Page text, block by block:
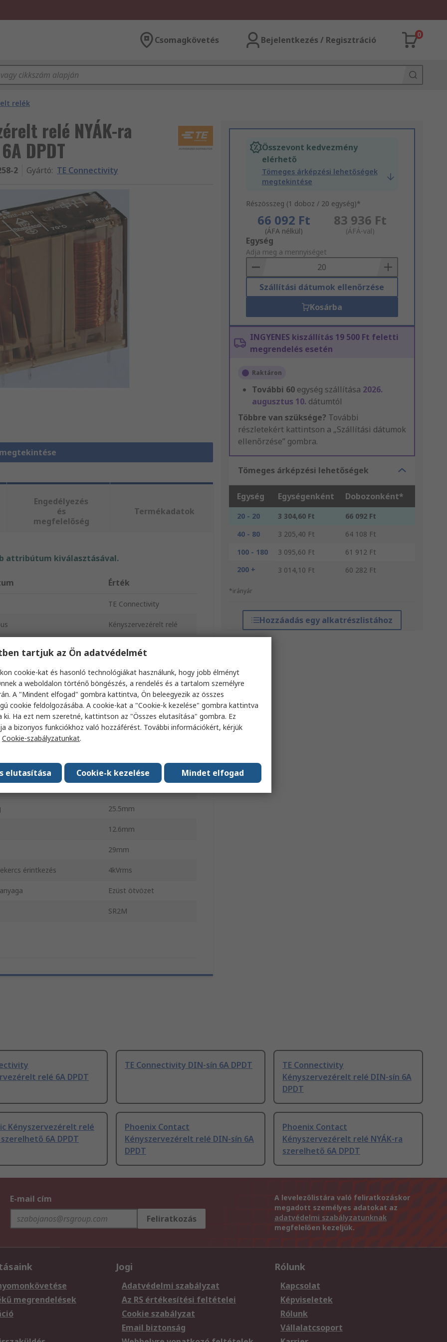
Csomagkövetés Bejelentkezés / Regisztráció
0
relék
relé NYÁK-ra
DPDT
2 Gyártó: TE Connectivity
Összevont kedvezmény
elérhető
Tömeges árképzési lehetőségek
megtekintése
Részösszeg (1 doboz / 20 egység)*
66 092 Ft
(ÁFA nélkül)
83 936 Ft
(ÁFÁ-val)
Add
to
Basket
Egység
Adja meg a mennyiséget
Szállítási dátumok ellenőrzése
Kosárba
INGYENES kiszállítás 19 500 Ft feletti
megrendelés esetén
Raktáron
További 60 egység szállítása 2026.
augusztus 10. dátumtól
Többre van szüksége? További
részletekért kattintson a „Szállítási dátumok
ellenőrzése” gombra.
Tömeges árképzési lehetőségek
Egység Egységenként Dobozonként*
20 - 20 3 304,60 Ft
66 092 Ft
40 - 80
3 205,40 Ft
64 108 Ft
100 - 180
3 095,60 Ft
61 912 Ft
200 +
3 014,10 Ft 60 282 Ft
*irányár
Hozzáadás egy alkatrészlistához
Engedélyezés
és
megfelelőség
Termékadatok
attribútum kiválasztásával.
Érték
TE Connectivity
Kényszervezérelt relé
2
35.7Ω
700mW
működési hőmérséklet 70°C
25.5mm
12.6mm
29mm
érintkezés 4kVrms
Ezüst ötvözet
SR2M
relé 6A DPDT
TE Connectivity DIN-sín 6A DPDT
TE Connectivity
Kényszervezérelt relé DIN-sín 6A
DPDT
Kényszervezérelt relé
szerelhető 6A DPDT
Phoenix Contact
Kényszervezérelt relé DIN-sín 6A
DPDT
Phoenix Contact
Kényszervezérelt relé NYÁK-ra
szerelhető 6A DPDT
E-mail cím
Feliratkozás
A levelezőlistára való feliratkozáskor
megadott személyes adatokat az
adatvédelmi szabályzatunknak
megfelelően kezeljük.
megrendelések
Jogi
Adatvédelmi szabályzat
Az RS értékesítési feltételei
Cookie szabályzat
Email biztonság
Rólunk
Kapcsolat
Képviseletek
Rólunk
Vállalatcsoport
tartjuk az Ön adatvédelmét
cookie-kat és hasonló technológiákat használunk, hogy jobb élményt
a weboldalon történő böngészés, a rendelés és a tartalom személyre
A "Mindent elfogad" gombra kattintva, Ön beleegyezik az összes
cookie feldolgozásába. A cookie-kat a "Cookie-k kezelése" gombra kattintva
ki. Ha ezt nem szeretné, kattintson az "Összes elutasítása" gombra. Ez
a bizonyos funkciókhoz való hozzáférést. További információkért, kérjük
Cookie-szabályzatunkat.
Mindet elfogad
Cookie-k kezelése
elutasítása